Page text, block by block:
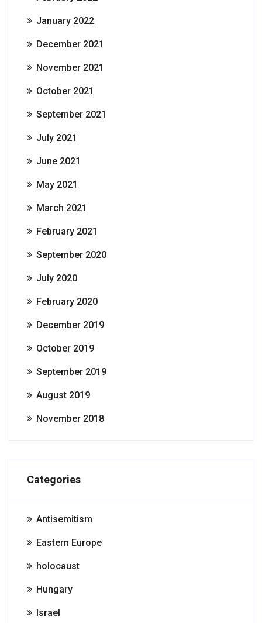
January 2022
December 2021
November 2021
October 2021
September 2021
July 2021
June 2021
May 2021
March 2021
February 2021
September 2020
July 2020
February 2020
December 2019
October 2019
September 2019
August 2019
November 2018
Categories
Antisemitism
Eastern Europe
holocaust
Hungary
Israel